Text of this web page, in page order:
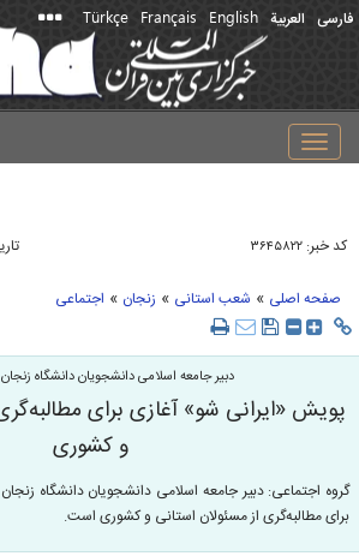
فارسی العربیة English
Français
Türkçe
Toggle
navigation
کد خبر: ۳۶۴۵۸۲۲
صفحه اصلی » شعب استانی » زنجان » اجتماعی
دبیر جامعه اسلامی دانشجویان دانشگاه
پویش «ایرانی شو» آغازی برای
و کشوری
گروه اجتماعی: دبیر جامعه اسلامی دانشجویان دانشگاه
برای مطالبه‌گری از مسئولان استانی و کشوری است.